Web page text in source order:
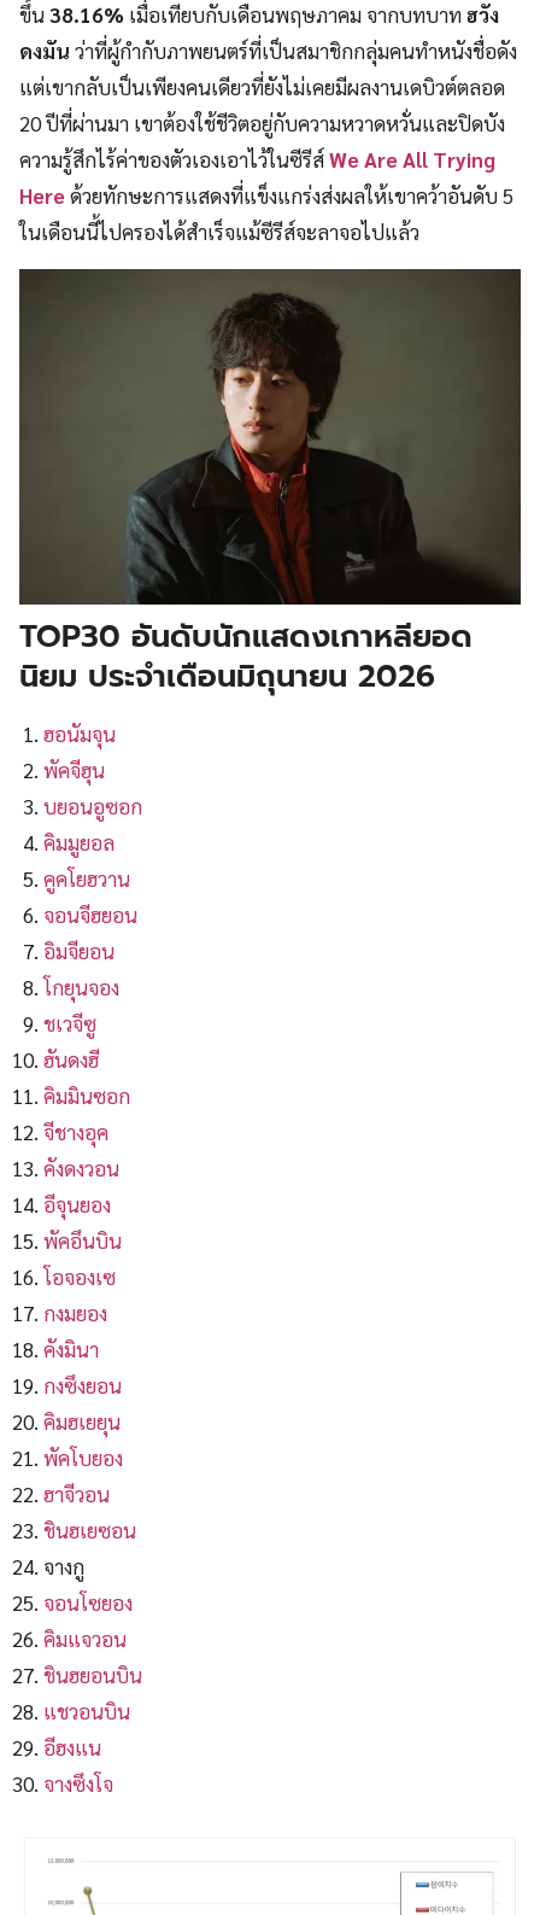
ขึ้น38.16% เมื่อเทียบกับเดือนพฤษภาคม จากบทบาทฮวัง
ดงมัน ว่าที่ผู้กำกับภาพยนตร์ที่เป็นสมาชิกกลุ่มคนทำหนังชื่อดัง
แต่เขากลับเป็นเพียงคนเดียวที่ยังไม่เคยมีผลงานเดบิวต์ตลอด
20 ปีที่ผ่านมา เขาต้องใช้ชีวิตอยู่กับความหวาดหวั่นและปิดบัง
ความรู้สึกไร้ค่าของตัวเองเอาไว้ในซีรีส์We Are All Trying
Hereด้วยทักษะการแสดงที่แข็งแกร่งส่งผลให้เขาคว้าอันดับ 5
ในเดือนนี้ไปครองได้สำเร็จแม้ซีรีส์จะลาจอไปแล้ว
TOP30 อันดับนักแสดงเกาหลียอด
นิยม ประจำเดือนมิถุนายน 2026
ฮอนัมจุน
พัคจีฮุน
บยอนอูซอก
คิมมูยอล
คูคโยฮวาน
จอนจีฮยอน
อิมจียอน
โกยุนจอง
ชเวจีซู
ฮันดงฮี
คิมมินซอก
จีชางอุค
คังดงวอน
อีจุนยอง
พัคอึนบิน
โอจองเซ
กงมยอง
คังมินา
กงซึงยอน
คิมฮเยยุน
พัคโบยอง
ฮาจีวอน
ชินฮเยซอน
จางกู
จอนโซยอง
คิมแจวอน
ชินฮยอนบิน
แชวอนบิน
อีฮงแน
จางซึงโจ